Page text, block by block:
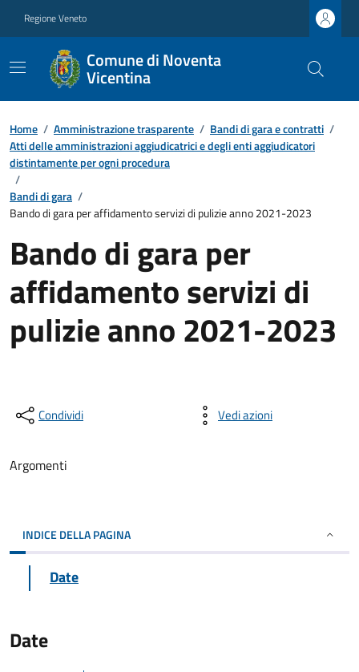
Regione Veneto
Comune di Noventa
Vicentina
Home / Amministrazione trasparente / Bandi di gara e contratti /
Atti delle amministrazioni aggiudicatrici e degli enti aggiudicatori
distintamente per ogni procedura
/
Bandi di gara /
Bando di gara per affidamento servizi di pulizie anno 2021-2023
Bando di gara per
affidamento servizi di
pulizie anno 2021-2023
Condividi Vedi azioni
Argomenti
INDICE DELLA PAGINA
Date
Date